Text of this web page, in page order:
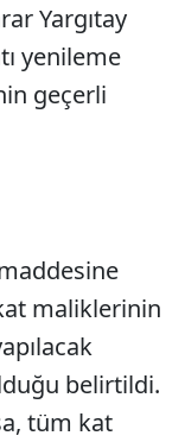
Yargıtay
yenileme
geçerli
maliklerinin
belirtildi.
tüm kat